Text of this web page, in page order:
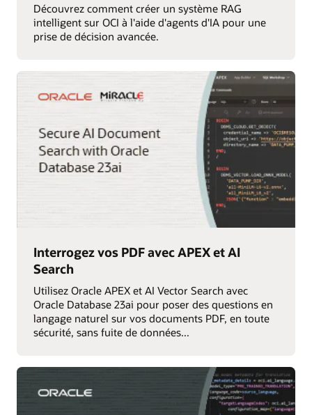
Découvrez comment créer un système RAG
intelligent sur OCI à l'aide d'agents d'IA pour une
prise de décision avancée.
Interrogez vos PDF avec APEX et AI
Search
Utilisez Oracle APEX et AI Vector Search avec
Oracle Database 23ai pour poser des questions en
langage naturel sur vos documents PDF, en toute
sécurité, sans fuite de données...